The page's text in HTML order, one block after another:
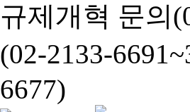
규제개혁 문의
(02-2133-
6677)